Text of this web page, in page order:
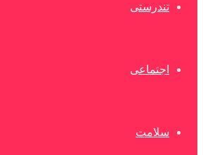
تندرستی
اجتماعی
سلامت